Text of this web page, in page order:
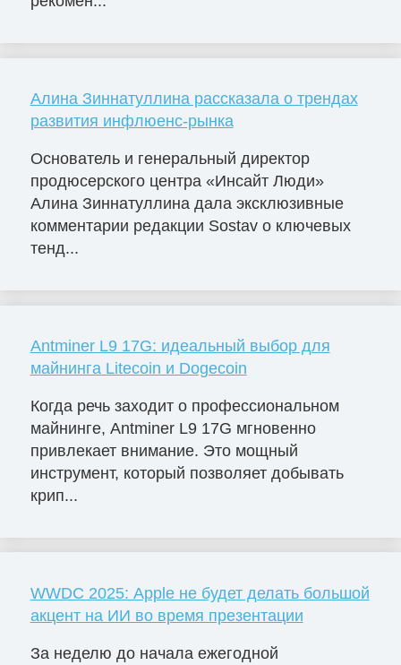
Алина Зиннатуллина рассказала о трендах
развития инфлюенс-рынка
Основатель и генеральный директор
продюсерского центра «Инсайт Люди»
Алина Зиннатуллина дала эксклюзивные
комментарии редакции Sostav о ключевых
тенд...
Antminer L9 17G: идеальный выбор для
майнинга Litecoin и Dogecoin
Когда речь заходит о профессиональном
майнинге, Antminer L9 17G мгновенно
привлекает внимание. Это мощный
инструмент, который позволяет добывать
крип...
WWDC 2025: Apple не будет делать большой
акцент на ИИ во время презентации
За неделю до начала ежегодной